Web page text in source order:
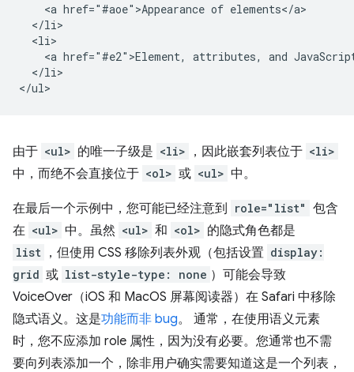
    <a href="#aoe">Appearance of elements</a>
  </li>
  <li>
<a href="#e2">Element, attributes, and
  </li>
由于 <ul> 的唯一子级是 <li> ，因此嵌套列表位于 <li>
中，而绝不会直接位于 <ol> 或 <ul> 中。
在最后一个示例中，您可能已经注意到 role="list" 包含
在 <ul> 中。虽然 <ul> 和 <ol> 的隐式角色都是
list ，但使用 CSS 移除列表外观（包括设置 display:
grid 或 list-style-type: none ）可能会导致
VoiceOver（iOS 和 MacOS 屏幕阅读器）在 Safari 中移除
隐式语义。这是功能而非 bug。 通常，在使用语义元素
时，您不应添加 role 属性，因为没有必要。您通常也不需
要向列表添加一个，除非用户确实需要知道这是一个列表，